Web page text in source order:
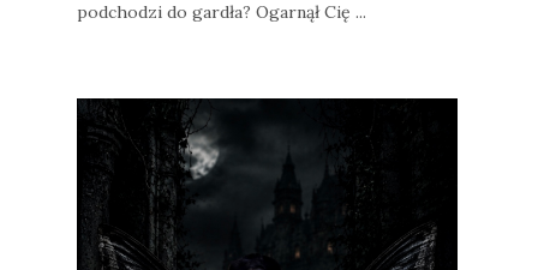
podchodzi do gardła? Ogarnął Cię ...